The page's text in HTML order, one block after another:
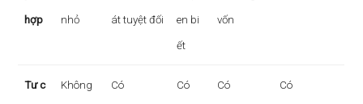
hợp nhỏ át tuyệt đối en bi
ết
vốn
Tư c Không Có Có Có Có